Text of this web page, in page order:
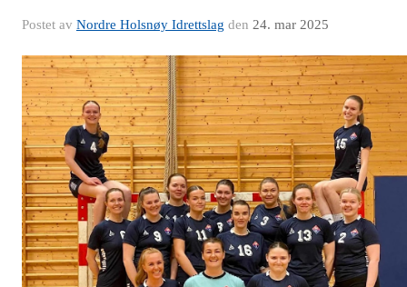
Postet av Nordre Holsnøy Idrettslag den 24. mar 2025